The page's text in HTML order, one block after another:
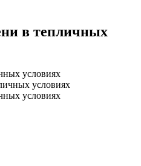
в тепличных
условиях
условиях